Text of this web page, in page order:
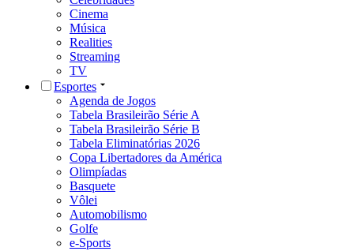
Cinema
Música
Realities
Streaming
TV
Esportes
Agenda de Jogos
Tabela Brasileirão Série A
Tabela Brasileirão Série B
Tabela Eliminatórias 2026
Copa Libertadores da América
Olimpíadas
Basquete
Vôlei
Automobilismo
Golfe
e-Sports